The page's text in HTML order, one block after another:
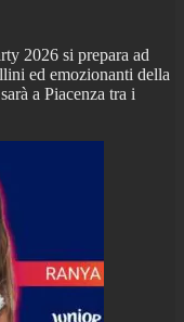
2026 si prepara ad
ed emozionanti della
a Piacenza tra i